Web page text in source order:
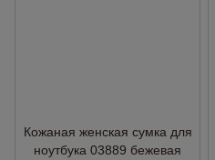
Кожаная женская сумка для
ноутбука 03889 бежевая